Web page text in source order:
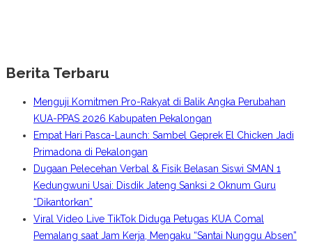
Berita Terbaru
Menguji Komitmen Pro-Rakyat di Balik Angka Perubahan
KUA-PPAS 2026 Kabupaten Pekalongan
Empat Hari Pasca-Launch: Sambel Geprek El Chicken Jadi
Primadona di Pekalongan
Dugaan Pelecehan Verbal & Fisik Belasan Siswi SMAN 1
Kedungwuni Usai: Disdik Jateng Sanksi 2 Oknum Guru
“Dikantorkan”
Viral Video Live TikTok Diduga Petugas KUA Comal
Pemalang saat Jam Kerja, Mengaku “Santai Nunggu Absen”